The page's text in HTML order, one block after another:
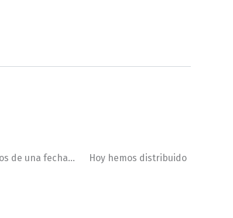
de una fecha… Hoy hemos distribuido